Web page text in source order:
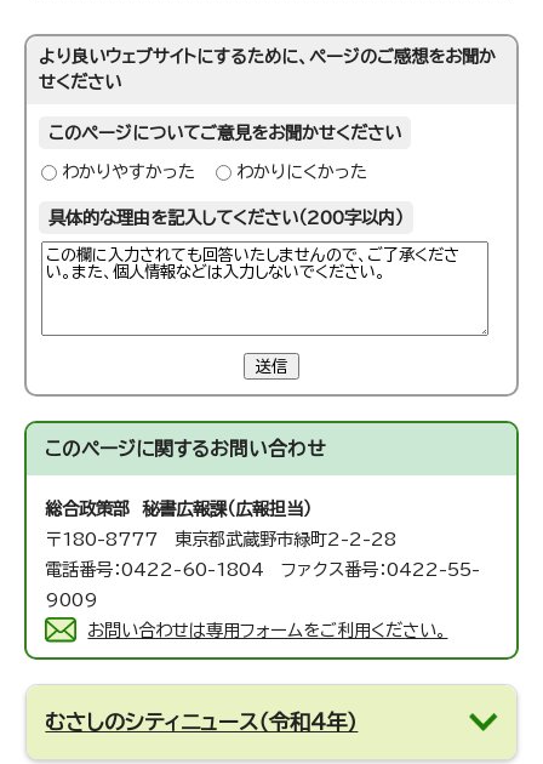
より良いウェブサイトにするために、ページのご感想をお聞か
せください
このページについてご意見をお聞かせください
わかりやすかった わかりにくかった
具体的な理由を記入してください（200字以内）
送信
このページに関するお問い合わせ
総合政策部 秘書広報課（広報担当）
〒180-8777 東京都武蔵野市緑町2-2-28
電話番号：0422-60-1804 ファクス番号：0422-55-
9009
お問い合わせは専用フォームをご利用ください。
むさしのシティニュース（令和4年）